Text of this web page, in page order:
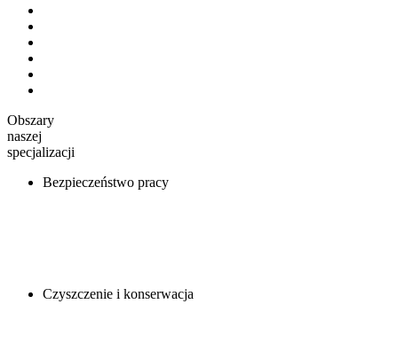
Obszary
naszej
specjalizacji
Bezpieczeństwo pracy
Czyszczenie i konserwacja